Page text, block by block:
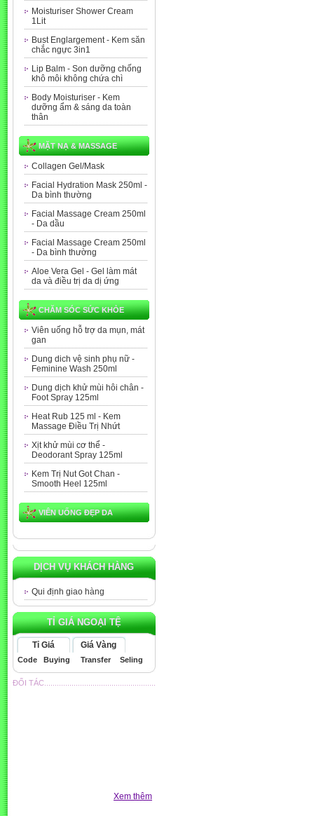
Moisturiser Shower Cream
1Lit
Bust Englargement - Kem săn
chắc ngực 3in1
Lip Balm - Son dưỡng chống
khô môi không chứa chì
Body Moisturiser - Kem
dưỡng ẩm & sáng da toàn
thân
MẶT NẠ & MASSAGE
Collagen Gel/Mask
Facial Hydration Mask 250ml -
Da bình thường
Facial Massage Cream 250ml
- Da dầu
Facial Massage Cream 250ml
- Da bình thường
Aloe Vera Gel - Gel làm mát
da và điều trị da dị ứng
CHĂM SÓC SỨC KHỎE
Viên uống hỗ trợ da mụn, mát
gan
Dung dich vệ sinh phụ nữ -
Feminine Wash 250ml
Dung dịch khử mùi hôi chân -
Foot Spray 125ml
Heat Rub 125 ml - Kem
Massage Điều Trị Nhứt
Xịt khử mùi cơ thể -
Deodorant Spray 125ml
Kem Trị Nut Got Chan -
Smooth Heel 125ml
VIÊN UỐNG ĐẸP DA
DỊCH VỤ KHÁCH HÀNG
Qui định giao hàng
TỈ GIÁ NGOẠI TỆ
Tỉ Giá Giá Vàng
Code Buying Transfer Seling
ĐỐI TÁC.....................................................
Xem thêm